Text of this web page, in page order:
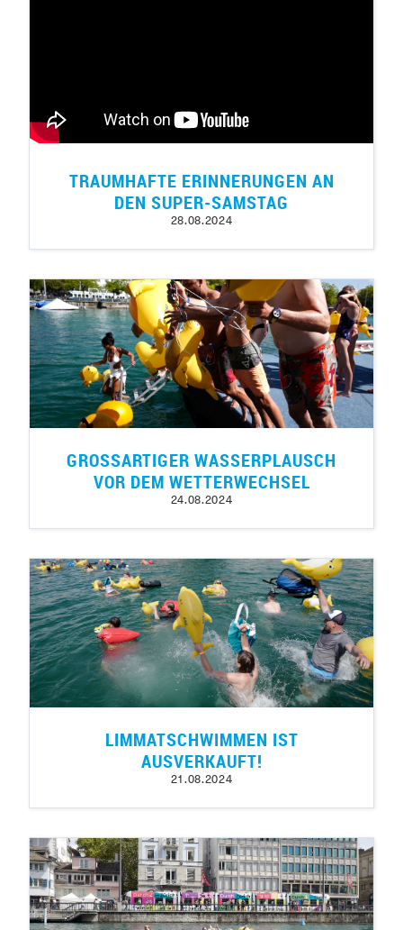
TRAUMHAFTE ERINNERUNGEN AN
DEN SUPER-SAMSTAG
28.08.2024
GROSSARTIGER WASSERPLAUSCH
VOR DEM WETTERWECHSEL
24.08.2024
LIMMATSCHWIMMEN IST
AUSVERKAUFT!
21.08.2024